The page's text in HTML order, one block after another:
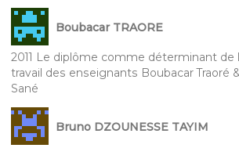
Boubacar TRAORE
2011 Le diplôme comme déterminant de
travail des enseignants Boubacar Traoré
Sané
Bruno DZOUNESSE TAYIM